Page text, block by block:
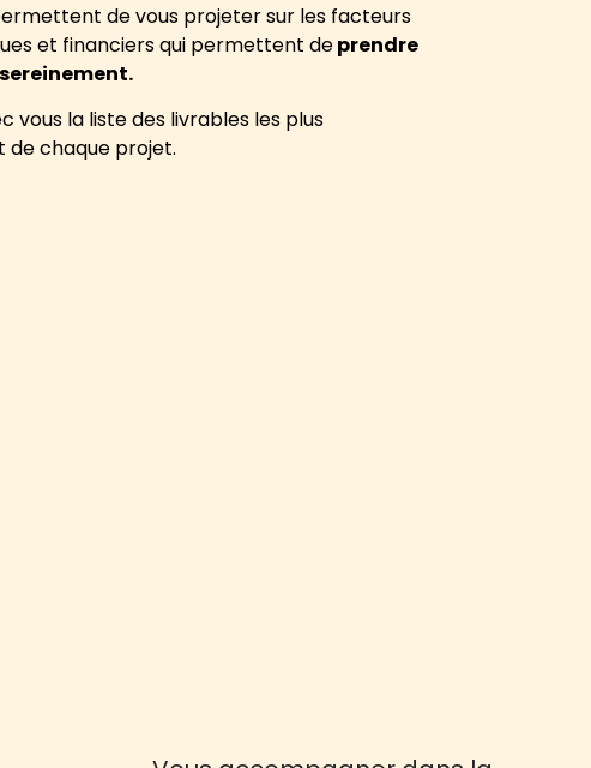
de vous projeter sur les facteurs
et financiers qui permettent deprendre
.
vous la liste des livrables les plus
chaque projet.